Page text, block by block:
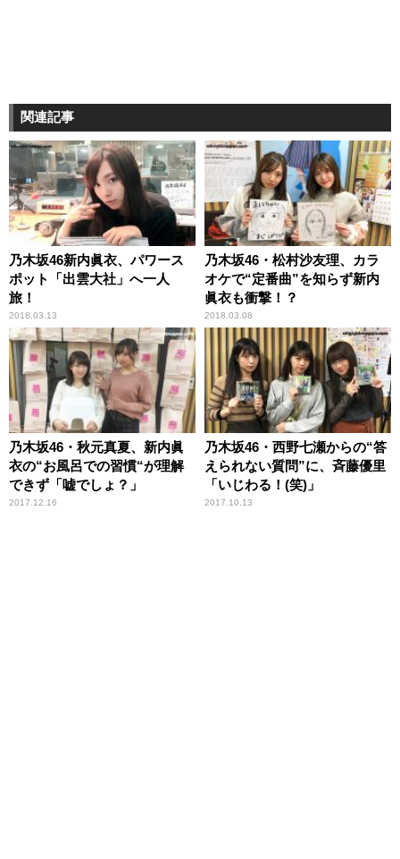
関連記事
乃木坂46新内眞衣、パワース
ポット「出雲大社」へ一人
旅！
2018.03.13
乃木坂46・松村沙友理、カラ
オケで“定番曲”を知らず新内
眞衣も衝撃！？
2018.03.08
乃木坂46・秋元真夏、新内眞
衣の“お風呂での習慣“が理解
できず「嘘でしょ？」
2017.12.16
乃木坂46・西野七瀬からの“答
えられない質問”に、斉藤優里
「いじわる！(笑)」
2017.10.13